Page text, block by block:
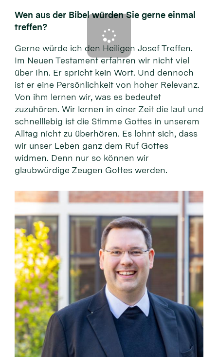
Wen aus der Bibel würden Sie gerne einmal
treffen?
Gerne würde ich den Heiligen Josef Treffen.
Im Neuen Testament erfahren wir nicht viel
über Ihn. Er spricht kein Wort. Und dennoch
ist er eine Persönlichkeit von hoher Relevanz.
Von ihm lernen wir, was es bedeutet
zuzuhören. Wir lernen in einer Zeit die laut und
schnelllebig ist die Stimme Gottes in unserem
Alltag nicht zu überhören. Es lohnt sich, dass
wir unser Leben ganz dem Ruf Gottes
widmen. Denn nur so können wir
glaubwürdige Zeugen Gottes werden.